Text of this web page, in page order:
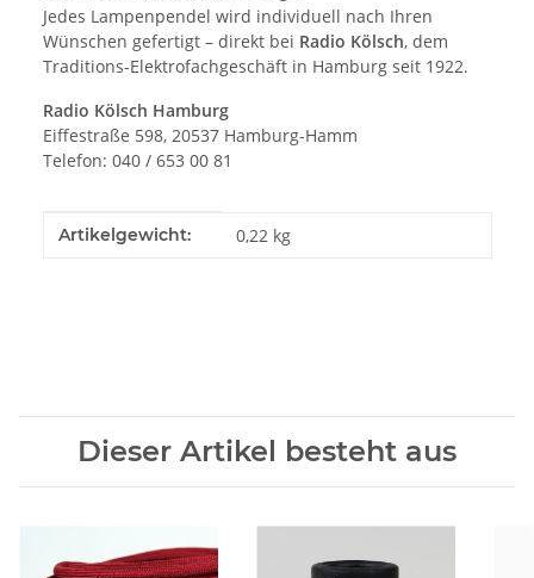
Jedes Lampenpendel wird individuell nach Ihren
Wünschen gefertigt – direkt bei Radio Kölsch, dem
Traditions-Elektrofachgeschäft in Hamburg seit 1922.
Radio Kölsch Hamburg
Eiffestraße 598, 20537 Hamburg-Hamm
Telefon: 040 / 653 00 81
Produkteigenschaft
Wert
Artikelgewicht: 0,22 kg
Dieser Artikel besteht aus